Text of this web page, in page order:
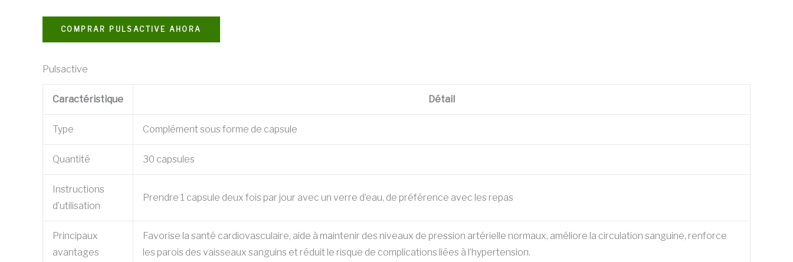
COMPRAR PULSACTIVE AHORA
Pulsactive
Caractéristique Détail
Type Complément sous forme de capsule
Quantité 30 capsules
Instructions
d’utilisation
Prendre 1 capsule deux fois par jour avec un verre d’eau, de préférence avec les repas
Principaux
avantages
Favorise la santé cardiovasculaire, aide à maintenir des niveaux de pression artérielle normaux, améliore la circulation sanguine, renforce
les parois des vaisseaux sanguins et réduit le risque de complications liées à l’hypertension.